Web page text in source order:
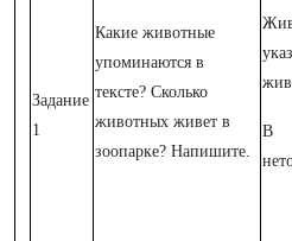
Задание
1
Какие животные
упоминаются в
тексте? Сколько
животных живет в
зоопарке? Напишите.
В